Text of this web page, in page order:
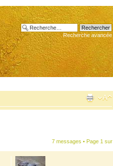
Recherche avancée
7 messages • Page 1 sur